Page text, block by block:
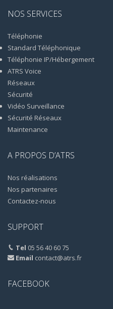
NOS SERVICES
Téléphonie
Standard Téléphonique
Téléphonie IP/Hébergement
ATRS Voice
Réseaux
Sécurité
Vidéo Surveillance
Sécurité Réseaux
Maintenance
A PROPOS D’ATRS
Nos réalisations
Nos partenaires
Contactez-nous
SUPPORT
Tel 05 56 40 60 75
Email contact@atrs.fr
FACEBOOK